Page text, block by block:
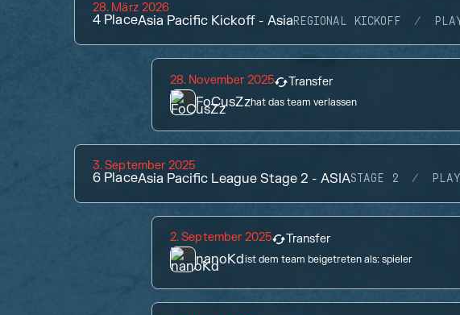
28. März 2026
4 PlaceAsia Pacific Kickoff - AsiaREGIONAL KICKOFF
28. November 2025 Transfer
FoCusZzhat das team verlassen
3. September 2025
6 PlaceAsia Pacific League Stage 2 - ASIASTAGE 2
2. September 2025 Transfer
nanoKdist dem team beigetreten als:spieler